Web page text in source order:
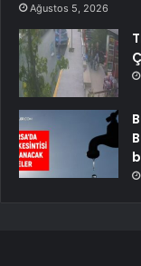
Ağustos 5, 2026